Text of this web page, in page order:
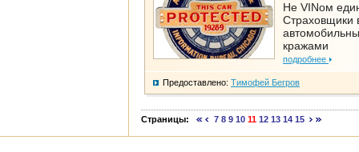
Не VINом
Страховщики
кражами
подробнее
Предоставлено: Тимофей Бегров
Страницы: 7 8 9 10 11 12 13 14 15